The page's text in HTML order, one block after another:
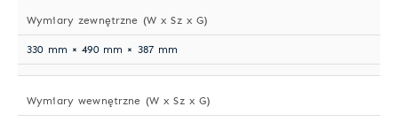
Wymiary zewnętrzne (W x Sz x G)
330 mm × 490 mm × 387 mm
Wymiary wewnętrzne (W x Sz x G)